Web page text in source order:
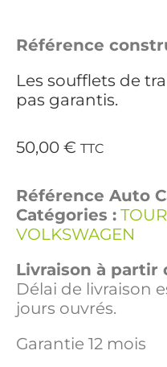
Référence
Les soufflets de
pas garantis.
50,00 € TTC
Référence Auto
Catégories :
VOLKSWAGEN
Livraison à partir
Délai de livraison
jours ouvrés.
Garantie 12 mois